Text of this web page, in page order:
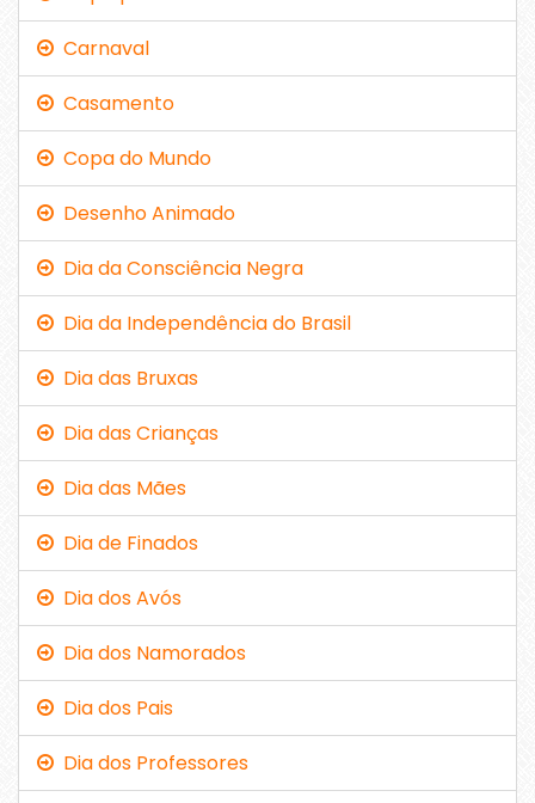
Carnaval
Casamento
Copa do Mundo
Desenho Animado
Dia da Consciência Negra
Dia da Independência do Brasil
Dia das Bruxas
Dia das Crianças
Dia das Mães
Dia de Finados
Dia dos Avós
Dia dos Namorados
Dia dos Pais
Dia dos Professores